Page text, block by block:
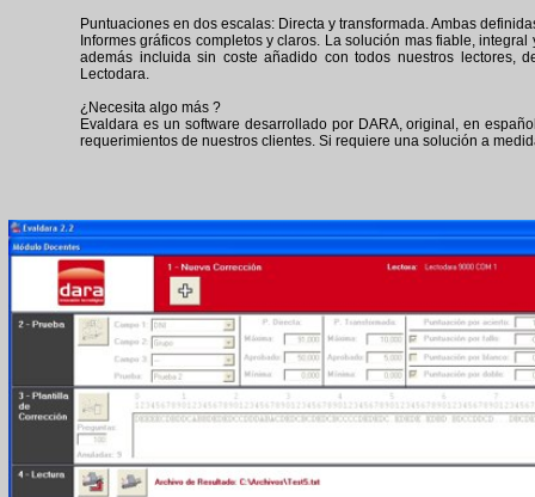
Puntuaciones en dos escalas: Directa y transformada. Ambas
Informes gráficos completos y claros. La solución mas fiable, integral
además incluida sin coste añadido con todos nuestros lectores,
Lectodara.
¿Necesita algo más ?
Evaldara es un software desarrollado por DARA, original, en
requerimientos de nuestros clientes. Si requiere una solución a